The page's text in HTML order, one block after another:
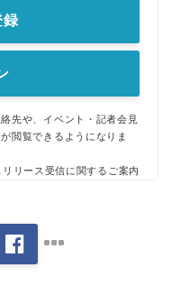
録
先や、イベント・記者会見
閲覧できるようになりま
リリース受信に関するご案内